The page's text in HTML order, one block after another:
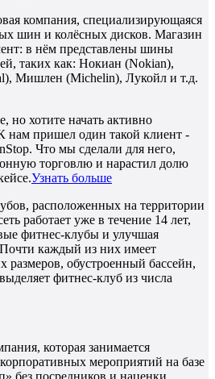
компания, специализирующаяся
шин и колёсных дисков. Магазин
в нём представлены шины
таких как: Нокиан (Nokian),
Мишлен (Michelin), Лукойл и т.д.
но хотите начать активно
нам пришел один такой клиент -
Что мы сделали для него,
торговлю и нарастил долю
Узнать больше
расположенных на территории
работает уже в течение 14 лет,
фитнес-клубы и улучшая
каждый из них имеет
размеров, обустроенный бассейн,
фитнес-клуб из числа
которая занимается
мероприятий на базе
без посредников и наценки.